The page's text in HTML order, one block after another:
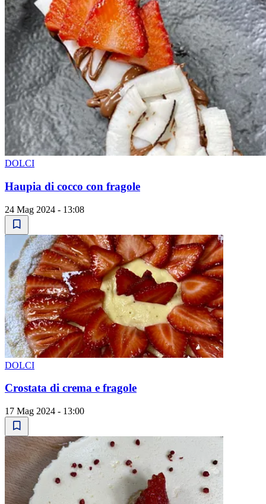
DOLCI
Haupia di cocco con fragole
24 Mag 2024 - 13:08
DOLCI
Crostata di crema e fragole
17 Mag 2024 - 13:00